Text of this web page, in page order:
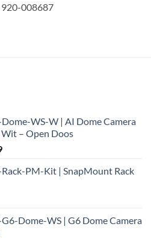
920-008687
WS-W | AI Dome Camera
– Open Doos
Huidige
is:
PM-Kit | SnapMount Rack
Dome-WS | G6 Dome Camera